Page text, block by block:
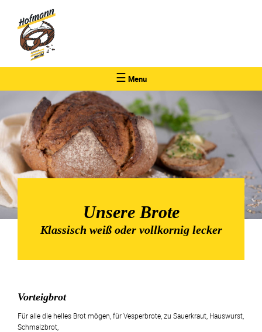
☰ Menu
Unsere Brote
Klassisch weiß oder vollkornig lecker
Vorteigbrot
Für alle die helles Brot mögen, für Vesperbrote, zu Sauerkraut, Hauswurst,
Schmalzbrot,